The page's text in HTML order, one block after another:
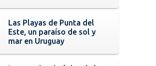
Las Playas de Punta del
Este, un paraíso de sol y
mar en Uruguay